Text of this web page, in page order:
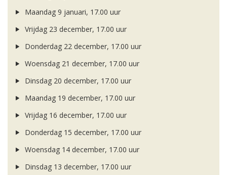
Maandag 9 januari, 17.00 uur
Vrijdag 23 december, 17.00 uur
Donderdag 22 december, 17.00 uur
Woensdag 21 december, 17.00 uur
Dinsdag 20 december, 17.00 uur
Maandag 19 december, 17.00 uur
Vrijdag 16 december, 17.00 uur
Donderdag 15 december, 17.00 uur
Woensdag 14 december, 17.00 uur
Dinsdag 13 december, 17.00 uur